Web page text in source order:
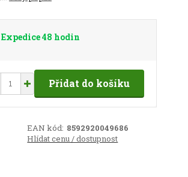
Expedice 48 hodin
Přidat do košíku
EAN kód: 8592920049686
Hlídat cenu / dostupnost